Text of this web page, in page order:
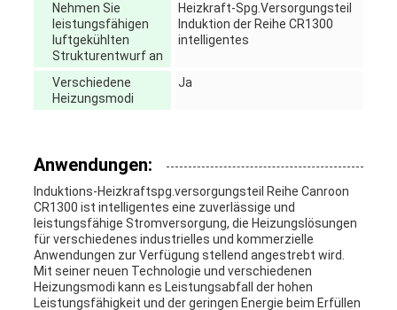
Nehmen Sie
leistungsfähigen
luftgekühlten
Strukturentwurf an
Heizkraft-Spg.Versorgungsteil
Induktion der Reihe CR1300
intelligentes
Verschiedene
Heizungsmodi
Ja
Anwendungen:
Induktions-Heizkraftspg.versorgungsteil Reihe Canroon
CR1300 ist intelligentes eine zuverlässige und
leistungsfähige Stromversorgung, die Heizungslösungen
für verschiedenes industrielles und kommerzielle
Anwendungen zur Verfügung stellend angestrebt wird.
Mit seiner neuen Technologie und verschiedenen
Heizungsmodi kann es Leistungsabfall der hohen
Leistungsfähigkeit und der geringen Energie beim Erfüllen